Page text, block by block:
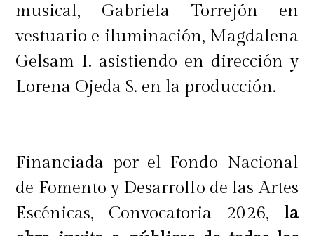
"Las gallinas kollonka son una de las
tres razas de gallinas mapuches de
nuestro país. Su meraexistencia nos
frontera entre loeuropeo y lo
latinoamericano. Un hermoso
animal que nos invita a valorar la
fauna propia de nuestro territorio",
musical, Gabriela Torrejón en
vestuario e iluminación, Magdalena
Gelsam I. asistiendo en dirección y
Lorena Ojeda S. en la producción.
Financiada por el Fondo Nacional
de Fomento y Desarrollo de las Artes
Escénicas, Convocatoria 2026, la